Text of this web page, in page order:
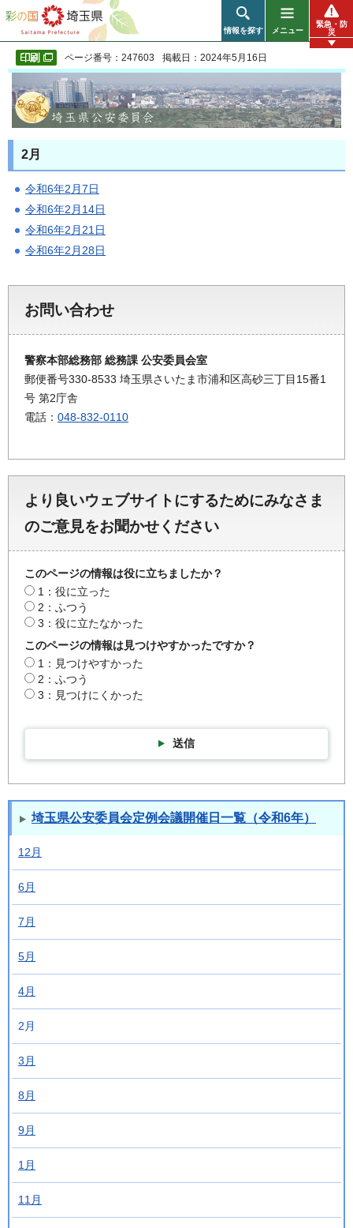
彩の国 埼玉県
情報を探す メニュー
緊急・防
災
ページ番号：247603 掲載日：2024年5月16日
2月
令和6年2月7日
令和6年2月14日
令和6年2月21日
令和6年2月28日
お問い合わせ
警察本部総務部 総務課 公安委員会室
郵便番号330-8533 埼玉県さいたま市浦和区高砂三丁目15番1
号 第2庁舎
電話： 048-832-0110
より良いウェブサイトにするためにみなさま
のご意見をお聞かせください
このページの情報は役に立ちましたか？
1：役に立った
2：ふつう
3：役に立たなかった
このページの情報は見つけやすかったですか？
1：見つけやすかった
2：ふつう
3：見つけにくかった
送信
埼玉県公安委員会定例会議開催日一覧（令和6年）
12月
6月
7月
5月
4月
2月
3月
8月
9月
1月
11月